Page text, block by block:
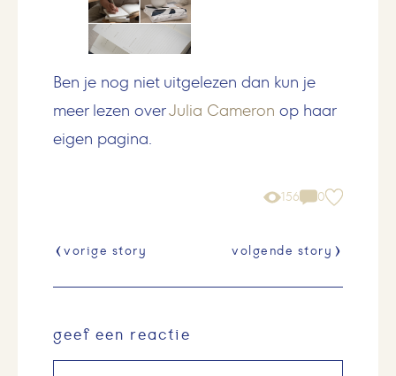
Ben je nog niet uitgelezen dan kun je
meer lezen overJulia Cameron op haar
eigen pagina.
156 0
vorige story volgende story
geef een reactie